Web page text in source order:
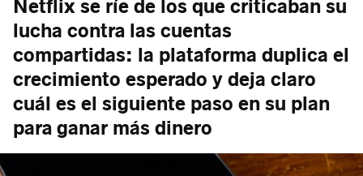
Netflix se ríe de los que criticaban su
lucha contra las cuentas
compartidas: la plataforma duplica el
crecimiento esperado y deja claro
cuál es el siguiente paso en su plan
para ganar más dinero